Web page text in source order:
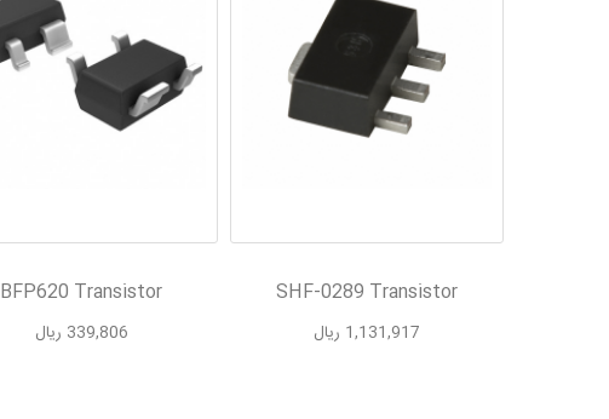
SHF-0289 Transistor
1,131,917 ریال
BFP620 Transistor
339,806 ریال